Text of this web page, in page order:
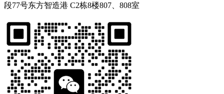
段77号东方智造港 C2栋8楼807、808室